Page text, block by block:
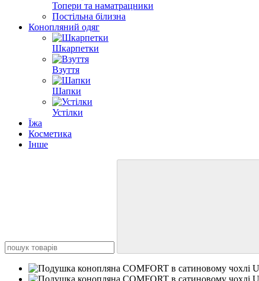
Топери та наматрацники
Постільна білизна
Конопляний одяг
Шкарпетки
Взуття
Шапки
Устілки
Їжа
Косметика
Інше